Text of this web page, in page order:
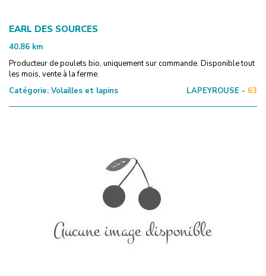
EARL DES SOURCES
40.86 km
Producteur de poulets bio, uniquement sur commande. Disponible tout
les mois, vente à la ferme.
Catégorie: Volailles et lapins LAPEYROUSE - 63